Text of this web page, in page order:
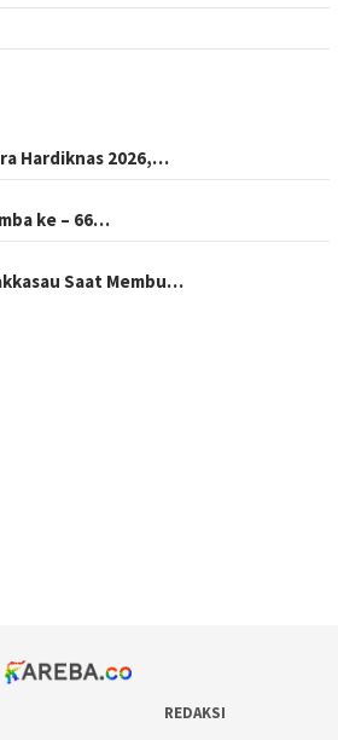
Hardiknas 2026,…
ke – 66…
Saat Membu…
REDAKSI